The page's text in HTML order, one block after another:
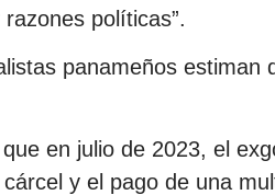
políticas”.
panameños estiman
en julio de 2023, el
y el pago de una